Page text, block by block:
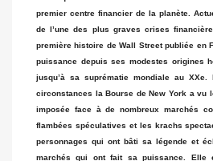
premier centre financier de la planète.
de l’une des plus graves crises
première histoire de Wall Street publiée en
puissance depuis ses modestes origines
jusqu’à sa suprématie mondiale au
circonstances la Bourse de New York a vu
imposée face à de nombreux marchés
flambées spéculatives et les krachs
personnages qui ont bâti sa légende et
marchés qui ont fait sa puissance. Elle